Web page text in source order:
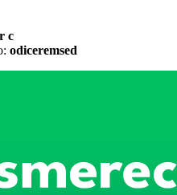
c
odiceremsed